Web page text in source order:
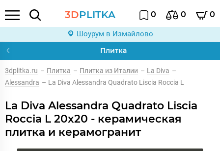
3DPLITKA 0 0 0
Шоурум в Измайлово
Плитка
3dplitka.ru – Плитка – Плитка из Италии – La Diva –
Alessandra – La Diva Alessandra Quadrato Liscia Roccia L
La Diva Alessandra Quadrato Liscia
Roccia L 20x20 - керамическая
плитка и керамогранит